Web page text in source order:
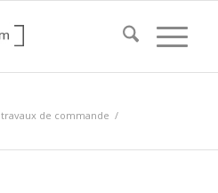
travaux de commande /